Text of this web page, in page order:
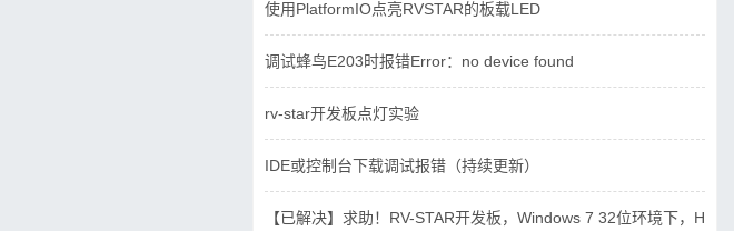
使用PlatformIO点亮RVSTAR的板载LED
调试蜂鸟E203时报错Error：no device found
rv-star开发板点灯实验
IDE或控制台下载调试报错（持续更新）
【已解决】求助！RV-STAR开发板，Windows 7 32位环境下，